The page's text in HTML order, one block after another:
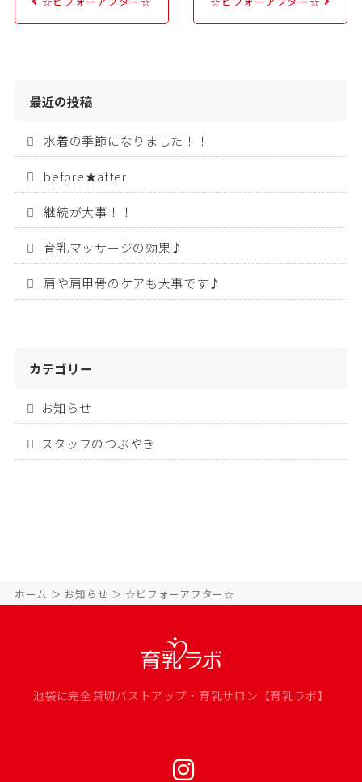
最近の投稿
水着の季節になりました！！
before★after
継続が大事！！
育乳マッサージの効果♪
肩や肩甲骨のケアも大事です♪
カテゴリー
お知らせ
スタッフのつぶやき
ホーム お知らせ ☆ビフォーアフター☆
池袋に完全貸切バストアップ・育乳サロン【育乳ラボ】